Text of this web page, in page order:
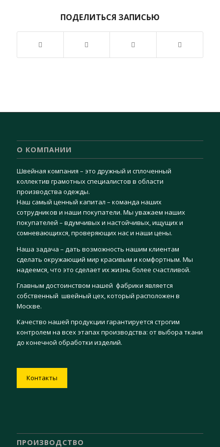
ПОДЕЛИТЬСЯ ЗАПИСЬЮ
О КОМПАНИИ
Швейная компания – это дружный и сплоченный
коллектив грамотных специалистов в области
производства одежды.
Наш самый ценный капитал – команда наших
сотрудников и наши покупатели. Мы уважаем наших
покупателей – вдумчивых и настойчивых, ищущих и
сомневающихся, проверяющих нас и наши цены.
Наша задача – дать возможность нашим клиентам
сделать окружающий мир красивым и комфортным. Мы
надеемся, что это сделает их жизнь более счастливой.
Главным достоинством нашей фабрики является
собственный швейный цех, который расположен в
Москве.
Качество нашей продукции гарантируется строгим
контролем на всех этапах производства: от выбора ткани
до конечной обработки изделий.
Контакты
ПРОИЗВОДСТВО